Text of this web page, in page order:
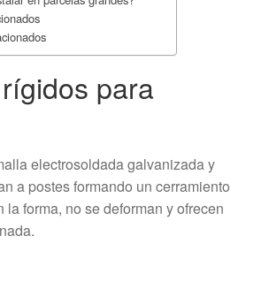
para
electrosoldada galvanizada y
a postes formando un cerramiento
la forma, no se deforman y ofrecen